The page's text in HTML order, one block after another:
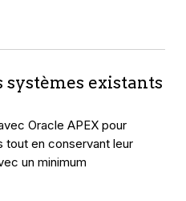
existants
Oracle APEX pour
en conservant leur
un minimum